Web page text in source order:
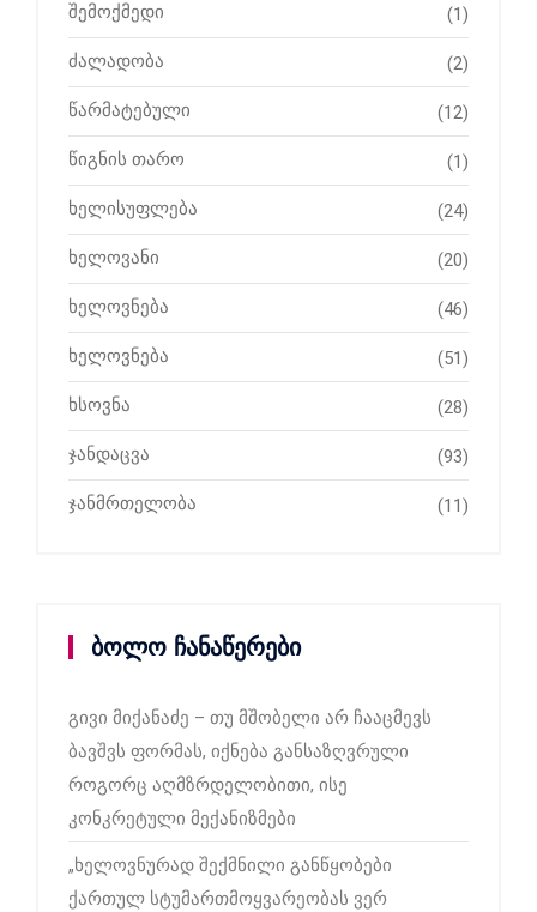
შემოქმედი (1)
ძალადობა (2)
წარმატებული (12)
წიგნის თარო (1)
ხელისუფლება (24)
ხელოვანი (20)
ხელოვნება (46)
ხელოვნება (51)
ხსოვნა (28)
ჯანდაცვა (93)
ჯანმრთელობა (11)
ბოლო ჩანაწერები
გივი მიქანაძე – თუ მშობელი არ ჩააცმევს
ბავშვს ფორმას, იქნება განსაზღვრული
როგორც აღმზრდელობითი, ისე
კონკრეტული მექანიზმები
„ხელოვნურად შექმნილი განწყობები
ქართულ სტუმართმოყვარეობას ვერ